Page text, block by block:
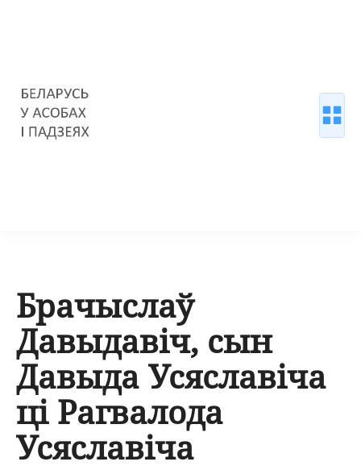
Брачыслаў
Давыдавіч, сын
Давыда Усяславіча
ці Рагвалода
Усяславіча